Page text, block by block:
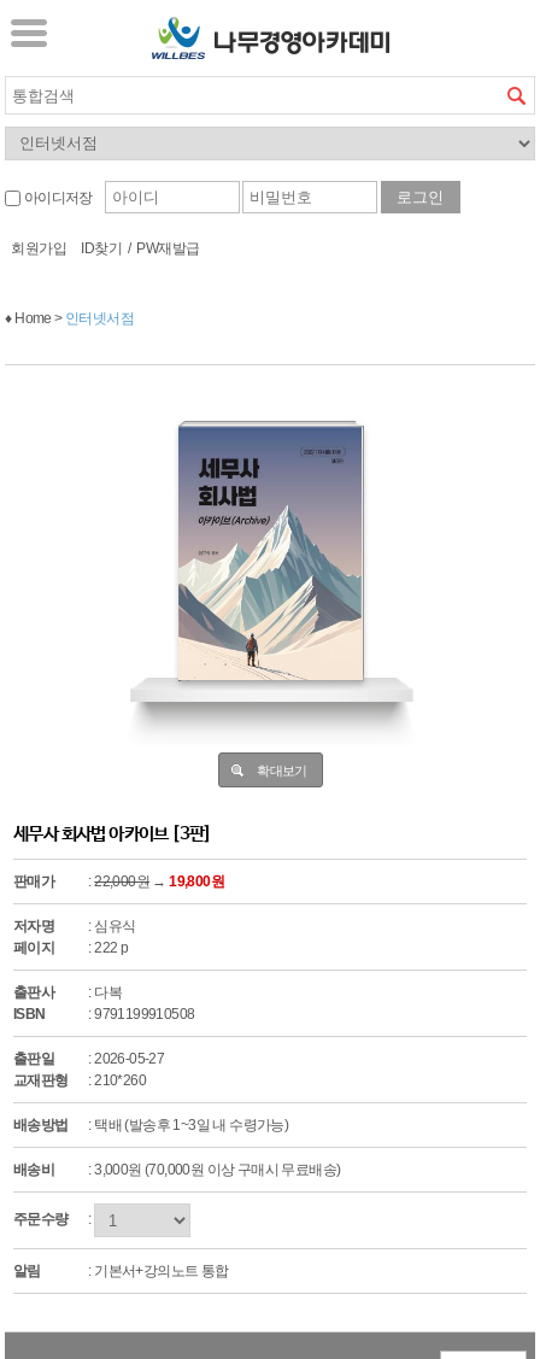
아이디저장
회원가입 ID찾기 / PW재발급
♦ Home > 인터넷서점
확대보기
세무사 회사법 아카이브 [3판]
판매가 :22,000원 →19,800원
저자명
: 심유식
페이지
: 222 p
출판사
: 다복
ISBN
: 9791199910508
출판일
: 2026-05-27
교재판형
: 210*260
배송방법 : 택배 (발송후 1~3일 내 수령가능)
배송비 : 3,000원 (70,000원 이상 구매시 무료배송)
주문수량 :
알림 : 기본서+강의노트 통합